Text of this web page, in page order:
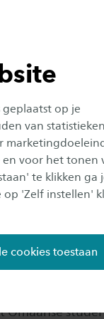
op je
van
voor het tonen
te klikken ga
op 'Zelf instellen'
cookies toestaan
te vinden
de studie
kleinschaligheid
of derde jaar
een kamer
kunt lopen.
de drempel
vier
Een
Omaanse